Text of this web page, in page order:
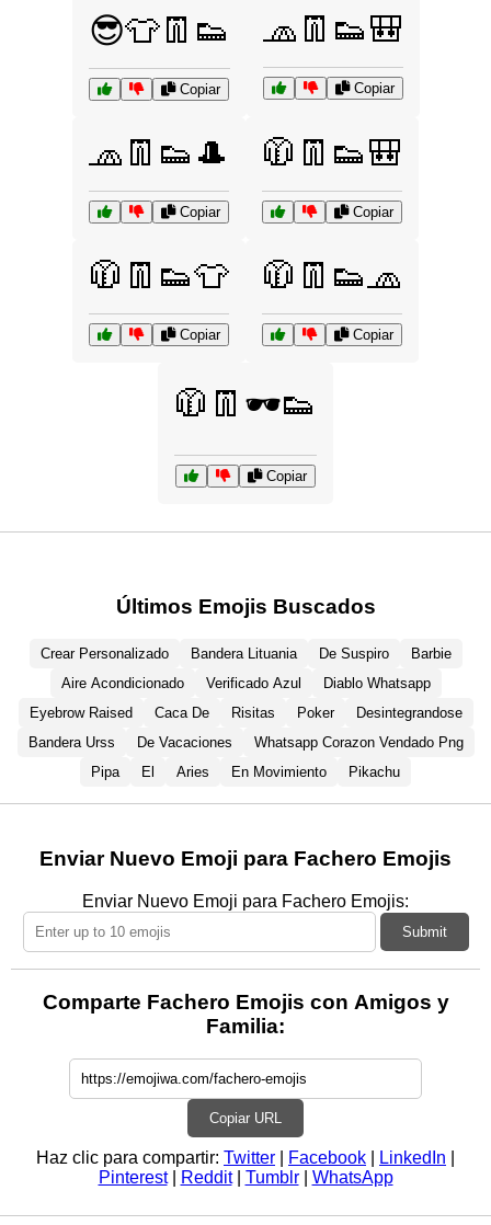
😎👕👖👟
Copiar
🧢👖👟🎒
Copiar
🧢👖👟🎩
Copiar
🧥👖👟🎒
Copiar
🧥👖👟👕
Copiar
🧥👖👟🧢
Copiar
🧥👖🕶️👟
Copiar
Últimos Emojis Buscados
Crear Personalizado Bandera Lituania De Suspiro
Barbie
Aire Acondicionado
Verificado Azul
Diablo Whatsapp
Eyebrow Raised
Caca De Risitas Poker
Desintegrandose
Bandera Urss
De Vacaciones
Whatsapp Corazon Vendado Png
Pipa
El Aries En Movimiento Pikachu
Enviar Nuevo Emoji para Fachero Emojis
Enviar Nuevo Emoji para Fachero Emojis:
Submit
Comparte Fachero Emojis con Amigos y
Familia:
Copiar URL
Haz clic para compartir: Twitter Facebook LinkedIn
Pinterest| Reddit| Tumblr| WhatsApp